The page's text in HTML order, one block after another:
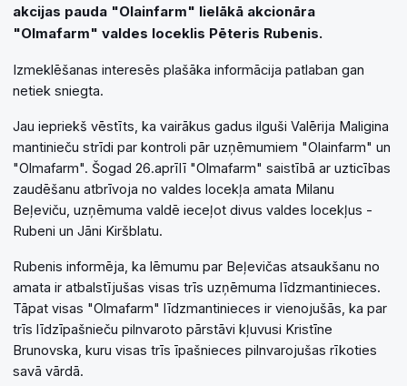
akcijas pauda "Olainfarm" lielākā akcionāra
"Olmafarm" valdes loceklis Pēteris Rubenis.
Izmeklēšanas interesēs plašāka informācija patlaban gan
netiek sniegta.
Jau iepriekš vēstīts, ka vairākus gadus ilguši Valērija Maligina
mantinieču strīdi par kontroli pār uzņēmumiem "Olainfarm" un
"Olmafarm". Šogad 26.aprīlī "Olmafarm" saistībā ar uzticības
zaudēšanu atbrīvoja no valdes locekļa amata Milanu
Beļeviču, uzņēmuma valdē ieceļot divus valdes locekļus -
Rubeni un Jāni Kiršblatu.
Rubenis informēja, ka lēmumu par Beļevičas atsaukšanu no
amata ir atbalstījušas visas trīs uzņēmuma līdzmantinieces.
Tāpat visas "Olmafarm" līdzmantinieces ir vienojušās, ka par
trīs līdzīpašnieču pilnvaroto pārstāvi kļuvusi Kristīne
Brunovska, kuru visas trīs īpašnieces pilnvarojušas rīkoties
savā vārdā.